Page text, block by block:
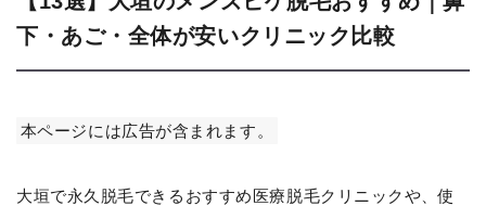
下・あご・全体が安いクリニック比較
本ページには広告が含まれます。
大垣で永久脱毛できるおすすめ医療脱毛クリニックや、使